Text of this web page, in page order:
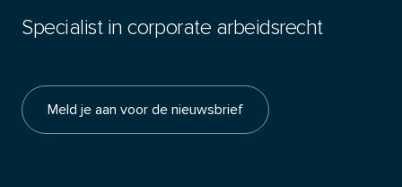
Specialist in corporate arbeidsrecht
Meld je aan voor de nieuwsbrief